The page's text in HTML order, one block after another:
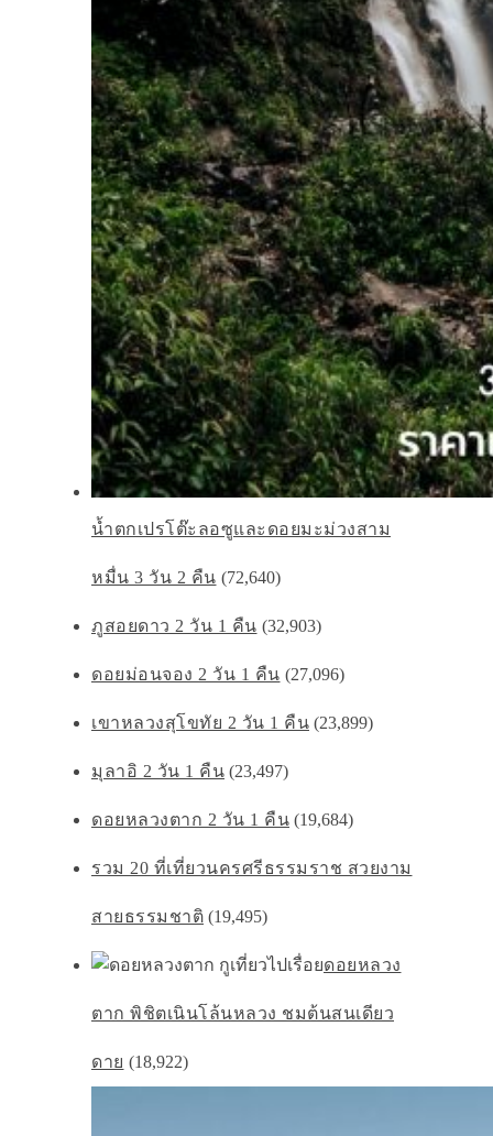
น้ำตกเปรโต๊ะลอซูและดอยมะม่วงสาม
หมื่น 3 วัน 2 คืน (72,640)
ภูสอยดาว 2 วัน 1 คืน (32,903)
ดอยม่อนจอง 2 วัน 1 คืน (27,096)
เขาหลวงสุโขทัย 2 วัน 1 คืน (23,899)
มุลาอิ 2 วัน 1 คืน (23,497)
ดอยหลวงตาก 2 วัน 1 คืน (19,684)
รวม 20 ที่เที่ยวนครศรีธรรมราช สวยงาม
สายธรรมชาติ (19,495)
ดอยหลวง
ตาก พิชิตเนินโล้นหลวง ชมต้นสนเดียว
ดาย (18,922)